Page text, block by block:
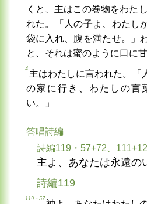
くと、主はこの巻物をわた
れた。「人の子よ、わたし
袋に入れ、腹を満たせ。」
と、それは蜜のように口に甘
4
主はわたしに言われた。「
の家に行き、わたしの言
い。」
答唱詩編
詩編119・57+72、
主よ、あなたは永遠の
詩編119
119・57